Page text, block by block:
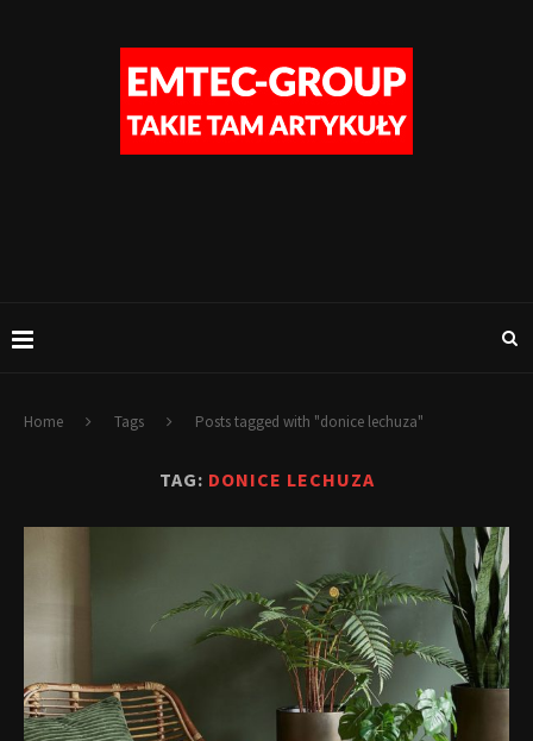
Home Tags Posts tagged with "donice lechuza"
TAG: DONICE LECHUZA